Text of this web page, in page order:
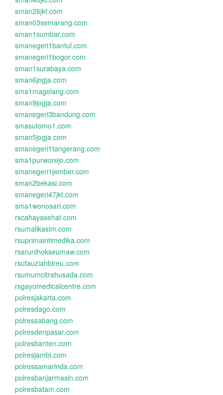
sman26jkt.com
sman03semarang.com
sman1sumbar.com
smanegeri1bantul.com
smanegeri1bogor.com
sman1surabaya.com
sman6jogja.com
sma1magelang.com
sman9jogja.com
smanegeri3bandung.com
smasutomo1.com
sman5jogja.com
smanegeri1tangerang.com
sma1purworejo.com
smanegeri1jember.com
sman2bekasi.com
smanegeri47jkt.com
sma1wonosari.com
rscahayasehat.com
rsumalikasim.com
rsuprimaintimedika.com
rsarunlhokseumaw.com
rsufauziahbireu.com
rsumumcitrahusada.com
rsgayomedicalcentre.com
polresjakarta.com
polresdago.com
polressabang.com
polresdenpasar.com
polresbanten.com
polresjambi.com
polressamarinda.com
polresbanjarmasin.com
polresbatam.com